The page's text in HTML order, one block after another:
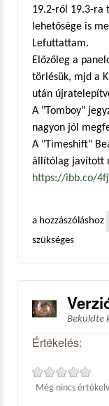
19.2-ről 19.3-ra
lehetősége is
Lefuttattam.
Előzőleg a
törlésük, mjd a
után
A "Tomboy"
nagyon jól
A "Timeshift"
állítólag javított
https://ibb.co/
a hozzászóláshoz
szükséges
Beküldte
Értékelés:
Még nincs